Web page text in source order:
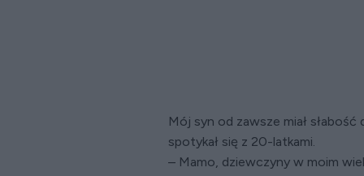
Mój syn od zawsze miał
spotykał się z 20-latkami.
– Mamo, dziewczyny w moim